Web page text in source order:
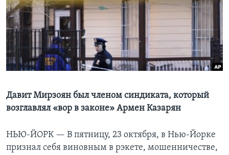
Learning English
СОЦИАЛЬНЫЕ СЕТИ
Языки
Давит Мирзоян был членом синдиката, который
возглавлял «вор в законе» Армен Казарян
НЬЮ-ЙОРК — В пятницу, 23 октября, в Нью-Йорке
признал себя виновным в рэкете, мошенничестве,